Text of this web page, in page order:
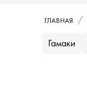
ГЛАВНАЯ
Гамаки